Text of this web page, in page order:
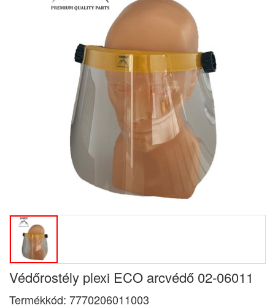
Védőrostély plexi ECO arcvédő 02-06011
Termékkód: 7770206011003